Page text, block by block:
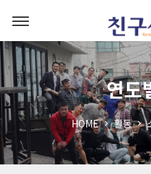
연도
HOME 활동